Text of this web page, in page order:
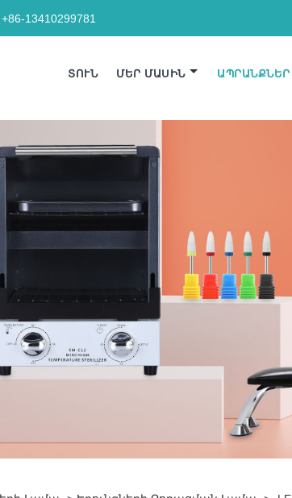
+86-13410299781
ՏՈՒՆ ՄԵՐ ՄԱՍԻՆ ԱՊՐԱՆՔՆԵՐ